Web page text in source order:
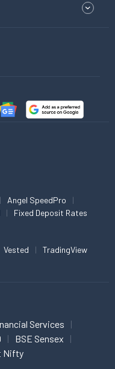
Angel SpeedPro
Fixed Deposit Rates
Vested TradingView
Services
BSE Sensex
Nifty